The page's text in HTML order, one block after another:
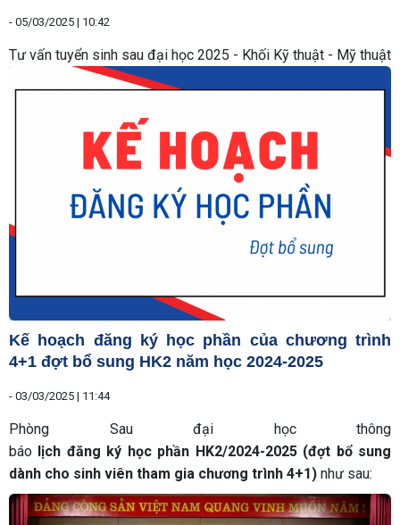
- 05/03/2025 | 10:42
Tư vấn tuyển sinh sau đại học 2025 - Khối Kỹ thuật - Mỹ thuật
Kế hoạch đăng ký học phần của chương trình
4+1 đợt bổ sung HK2 năm học 2024-2025
- 03/03/2025 | 11:44
Phòng Sau đại học thông
báo lịch đăng ký học phần HK2/2024-2025 (đợt bổ sung
dành cho sinh viên tham gia chương trình 4+1) như sau: